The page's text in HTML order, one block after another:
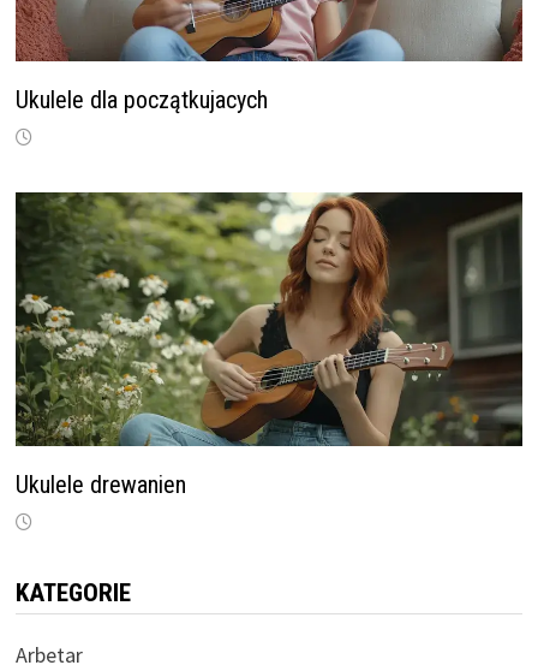
Ukulele dla początkujacych
Ukulele drewanien
KATEGORIE
Arbetar